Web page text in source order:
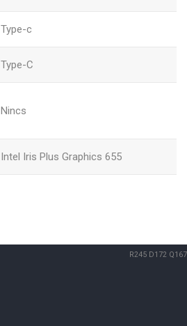
Type-c
Type-C
Nincs
Intel Iris Plus Graphics 655
R245 D172 Q167